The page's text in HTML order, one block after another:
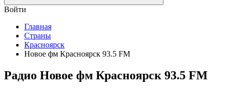
Войти
Главная
Страны
Красноярск
Новое фм Красноярск 93.5 FM
Радио Новое фм Красноярск 93.5 FM